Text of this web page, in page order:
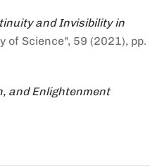
and Invisibility in
of Science", 59 (2021), pp.
and Enlightenment